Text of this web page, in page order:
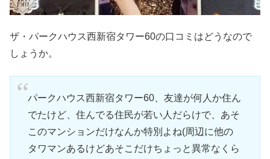
ザ・パークハウス西新宿タワー60の口コミはどうなので
しょうか。
パークハウス西新宿タワー60、友達が何人か住ん
でたけど、住んでる住民が若い人だらけで、あそ
このマンションだけなんか特別よね(周辺に他の
タワマンあるけどあそこだけちょっと異常なくら